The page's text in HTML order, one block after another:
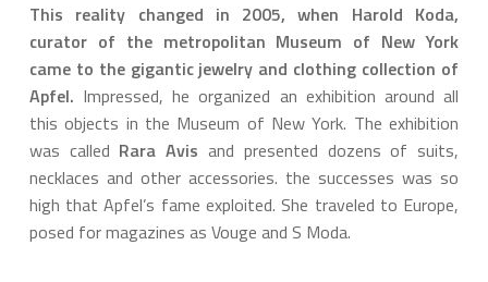
This reality changed in 2005, when Harold Koda,
curator of the metropolitan Museum of New York
came to the gigantic jewelry and clothing collection of
Apfel. Impressed, he organized an exhibition around all
this objects in the Museum of New York. The exhibition
was called Rara Avis and presented dozens of suits,
necklaces and other accessories. the successes was so
high that Apfel’s fame exploited. She traveled to Europe,
posed for magazines as Vouge and S Moda.